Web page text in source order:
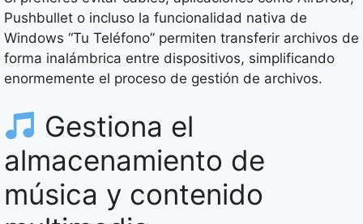
Pushbullet o incluso la funcionalidad nativa de
Windows “Tu Teléfono” permiten transferir archivos de
forma inalámbrica entre dispositivos, simplificando
enormemente el proceso de gestión de archivos.
Gestiona el
almacenamiento de
música y contenido